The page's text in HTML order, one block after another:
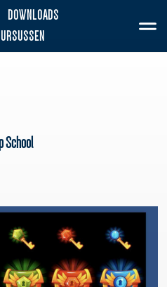
DOWNLOADS
School